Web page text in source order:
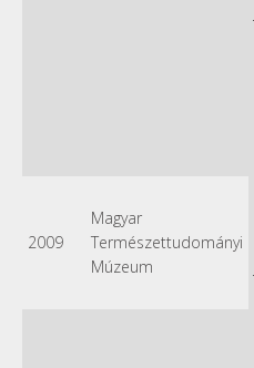
2009
Magyar
Természettudományi
Múzeum